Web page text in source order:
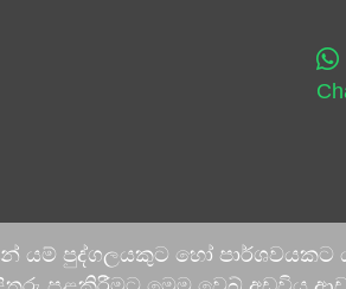
යම් පුද්ගලයකුට හෝ